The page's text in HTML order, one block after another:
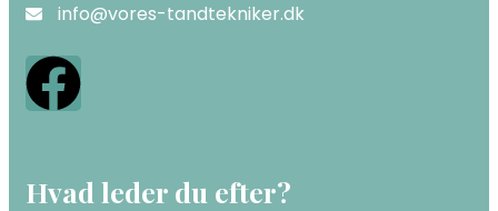
info@vores-tandtekniker.dk
Hvad leder du efter?